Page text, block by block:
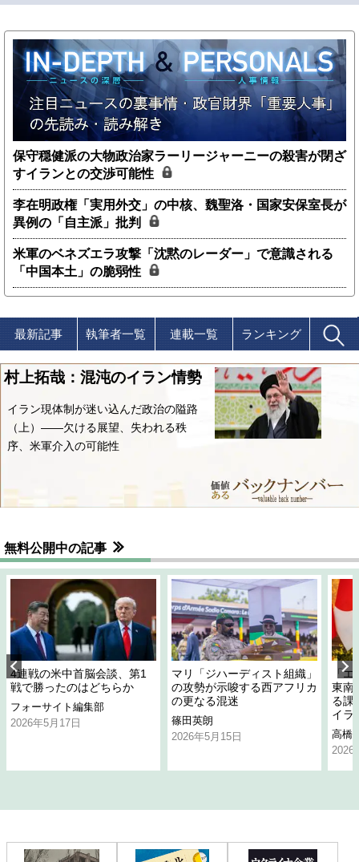
保守穏健派の大物政治家ラーリージャーニーの殺害が閉ざ
すイランとの交渉可能性
李在明政権「実用外交」の中核、魏聖洛・国家安保室長が
異例の「自主派」批判
米軍のベネズエラ攻撃「沈黙のレーダー」で意識される
「中国本土」の脆弱性
最新記事 執筆者一覧 連載一覧 ランキング
村上拓哉：混沌のイラン情勢
イラン現体制が迷い込んだ政治の隘路
（上）――欠ける展望、失われる秩
序、米軍介入の可能性
無料公開中の記事
4連戦の米中首脳会談、第1
戦で勝ったのはどちらか
フォーサイト編集部
2026年5月17日
マリ「ジハーディスト組織」
の攻勢が示唆する西アフリカ
の更なる混迷
篠田英朗
2026年5月15日
「
東南
る課
イラ
高橋
2026